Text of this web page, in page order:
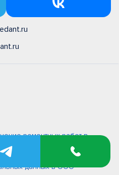
ремонтных работ в
данных
данных в ООО